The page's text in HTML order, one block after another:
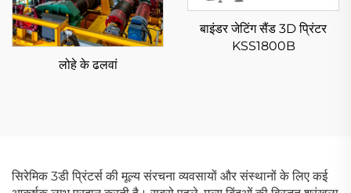
लोहे के ढलवां
बाइंडर जेटिंग सैंड 3D प्रिंटर
KSS1800B
सिरेमिक 3डी प्रिंटर्स की मूल्य संरचना व्यवसायों और संस्थानों के लिए कई